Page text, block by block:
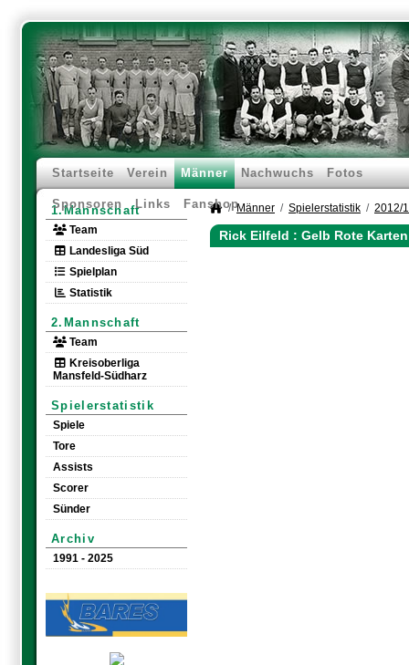
Startseite Verein Männer Nachwuchs Fotos
Sponsoren Links Fanshop
1.Mannschaft
Team
Landesliga Süd
Spielplan
Statistik
2.Mannschaft
Team
Kreisoberliga
Mansfeld-Südharz
Spielerstatistik
Spiele
Tore
Assists
Scorer
Sünder
Archiv
1991 - 2025
Männer Spielerstatistik 2012/
Rick Eilfeld : Gelb Rote